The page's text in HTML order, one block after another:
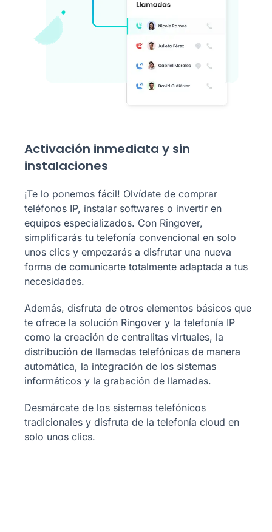
Activación inmediata y sin
instalaciones
¡Te lo ponemos fácil! Olvídate de comprar
teléfonos IP, instalar softwares o invertir en
equipos especializados. Con Ringover,
simplificarás tu telefonía convencional en solo
unos clics y empezarás a disfrutar una nueva
forma de comunicarte totalmente adaptada a tus
necesidades.
Además, disfruta de otros elementos básicos que
te ofrece la solución Ringover y la telefonía IP
como la creación de centralitas virtuales, la
distribución de llamadas telefónicas de manera
automática, la integración de los sistemas
informáticos y la grabación de llamadas.
Desmárcate de los sistemas telefónicos
tradicionales y disfruta de la telefonía cloud en
solo unos clics.